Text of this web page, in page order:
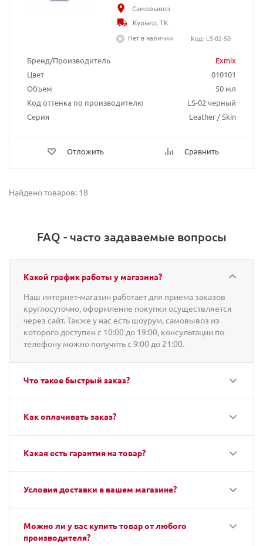
Бренд/Производитель
Exmix
Цвет
010101
Объем
50 мл
Код оттенка по производителю
LS-02 черный
Серия
Leather / Skin
Отложить Сравнить
Самовывоз
Курьер, ТК
Нет в наличии
Код: LS-02-50
Найдено товаров: 18
FAQ - часто задаваемые вопросы
Какой график работы у магазина?
Наш интернет-магазин работает для приема заказов
круглосуточно, оформление покупки осуществляется
через сайт. Также у нас есть шоурум, самовывоз из
которого доступен с 10:00 до 19:00, консультации по
телефону можно получить с 9:00 до 21:00.
Что такое быстрый заказ?
Как оплачивать заказ?
Какая есть гарантия на товар?
Условия доставки в вашем магазине?
Можно ли у вас купить товар от любого
производителя?